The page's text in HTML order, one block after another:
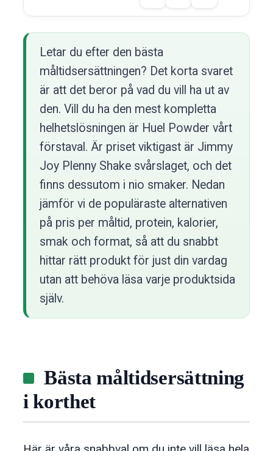
Letar du efter den bästa
måltidsersättningen? Det korta svaret
är att det beror på vad du vill ha ut av
den. Vill du ha den mest kompletta
helhetslösningen är Huel Powder vårt
förstaval. Är priset viktigast är Jimmy
Joy Plenny Shake svårslaget, och det
finns dessutom i nio smaker. Nedan
jämför vi de populäraste alternativen
på pris per måltid, protein, kalorier,
smak och format, så att du snabbt
hittar rätt produkt för just din vardag
utan att behöva läsa varje produktsida
själv.
Bästa måltidsersättning
i korthet